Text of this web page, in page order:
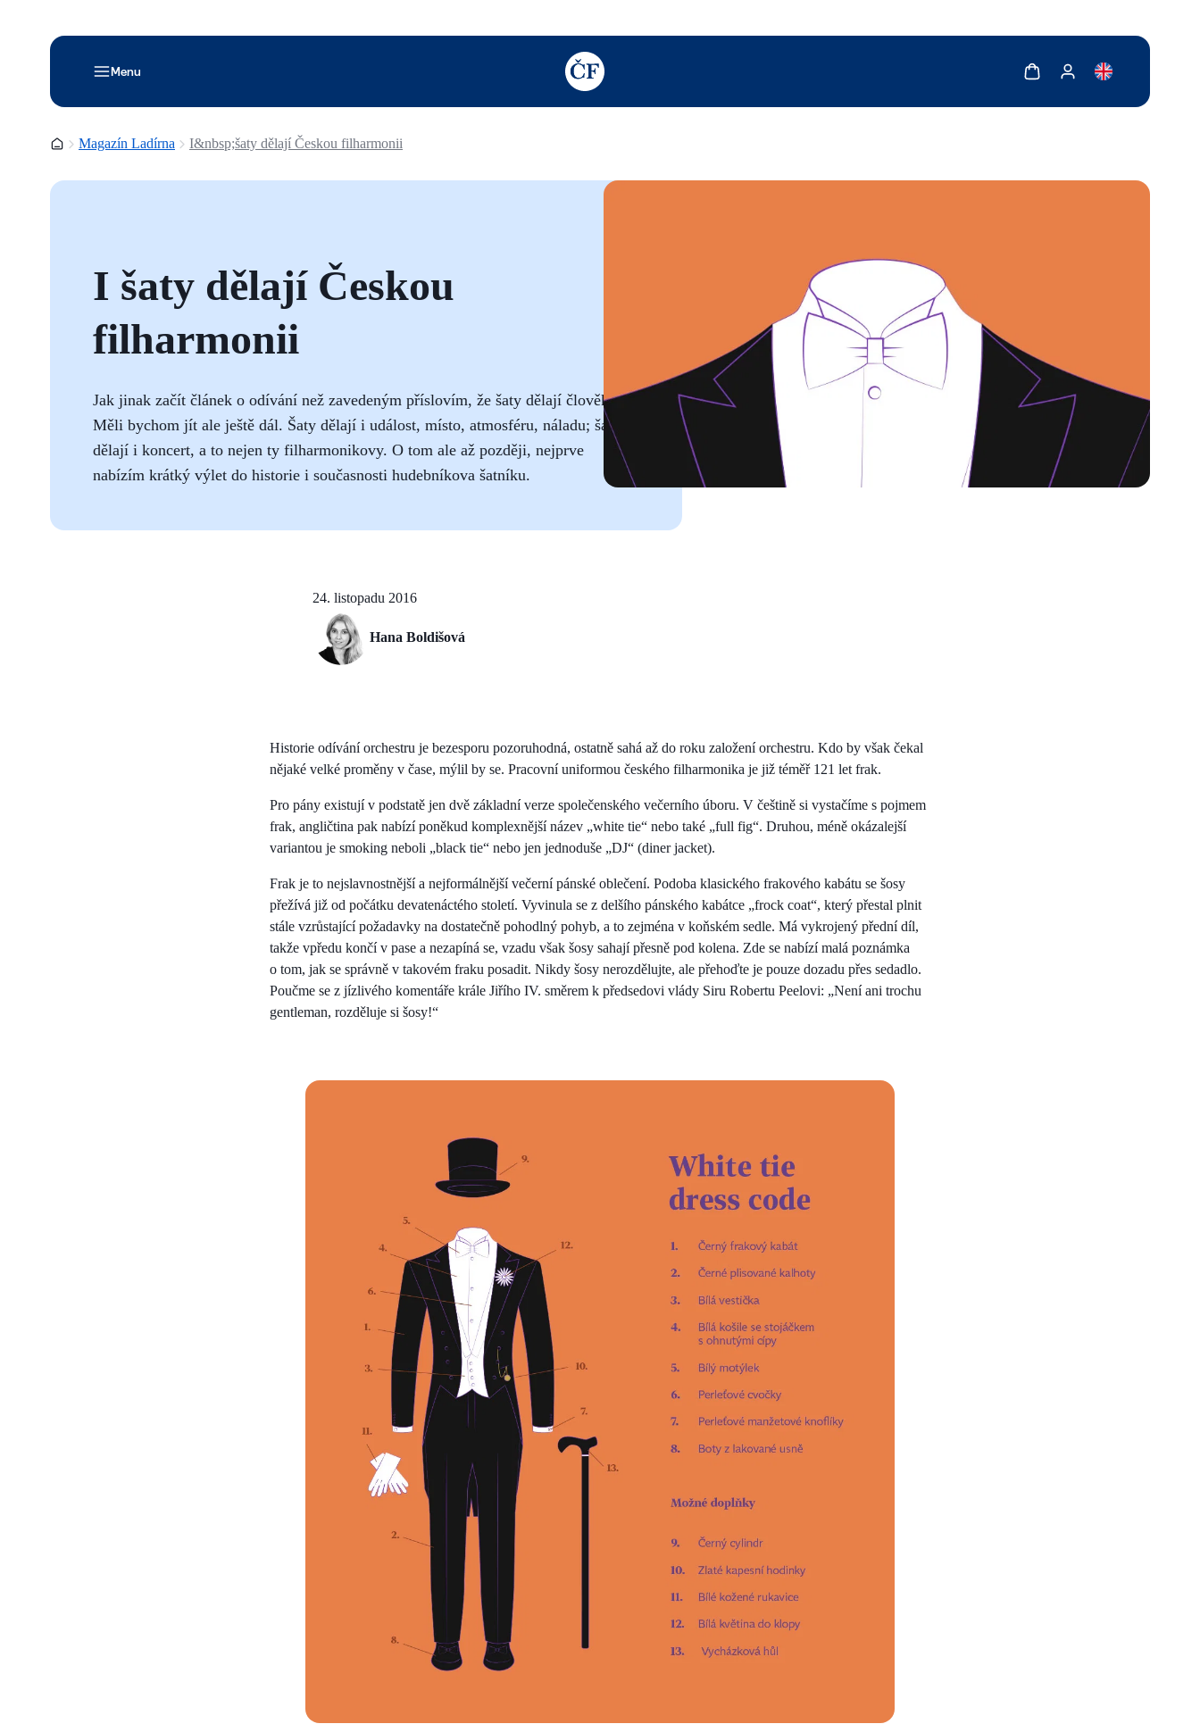
Menu
TODO: Add description for reader
Zobrazit košíkZobrazit můj účet
Domovská stránka
Magazín Ladírna I&nbsp;šaty dělají Českou filharmonii
I šaty dělají Českou
filharmonii
Jak jinak začít článek o odívání než zavedeným příslovím, že šaty dělají člověka.
Měli bychom jít ale ještě dál. Šaty dělají i událost, místo, atmosféru, náladu; šaty
dělají i koncert, a to nejen ty filharmonikovy. O tom ale až později, nejprve
nabízím krátký výlet do historie i současnosti hudebníkova šatníku.
24. listopadu 2016
Hana Boldišová
Historie odívání orchestru je bezesporu pozoruhodná, ostatně sahá až do roku založení orchestru. Kdo by však čekal
nějaké velké proměny v čase, mýlil by se. Pracovní uniformou českého filharmonika je již téměř 121 let frak.
Pro pány existují v podstatě jen dvě základní verze společenského večerního úboru. V češtině si vystačíme s pojmem
frak, angličtina pak nabízí poněkud komplexnější název „white tie“ nebo také „full fig“. Druhou, méně okázalejší
variantou je smoking neboli „black tie“ nebo jen jednoduše „DJ“ (diner jacket).
Frak je to nejslavnostnější a nejformálnější večerní pánské oblečení. Podoba klasického frakového kabátu se šosy
přežívá již od počátku devatenáctého století. Vyvinula se z delšího pánského kabátce „frock coat“, který přestal plnit
stále vzrůstající požadavky na dostatečně pohodlný pohyb, a to zejména v koňském sedle. Má vykrojený přední díl,
takže vpředu končí v pase a nezapíná se, vzadu však šosy sahají přesně pod kolena. Zde se nabízí malá poznámka
o tom, jak se správně v takovém fraku posadit. Nikdy šosy nerozdělujte, ale přehoďte je pouze dozadu přes sedadlo.
Poučme se z jízlivého komentáře krále Jiřího IV. směrem k předsedovi vlády Siru Robertu Peelovi: „Není ani trochu
gentleman, rozděluje si šosy!“